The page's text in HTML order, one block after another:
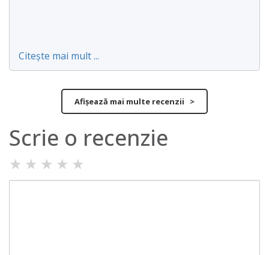
Citește mai mult ...
Afișează mai multe recenzii >
Scrie o recenzie
★ ★ ★ ★ ★